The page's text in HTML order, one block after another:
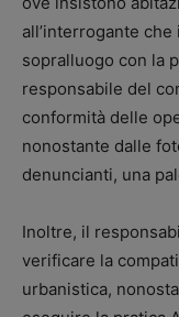
all’interrogante
sopralluogo con la
responsabile del
conformità delle
nonostante dalle
denuncianti, una
Inoltre, il
verificare la
urbanistica,